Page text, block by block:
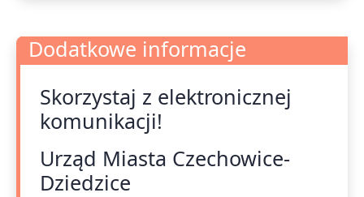
Dodatkowe informacje
Dodatkowe informacje
Skorzystaj z elektronicznej
komunikacji!
Urząd Miasta Czechowice-
Dziedzice